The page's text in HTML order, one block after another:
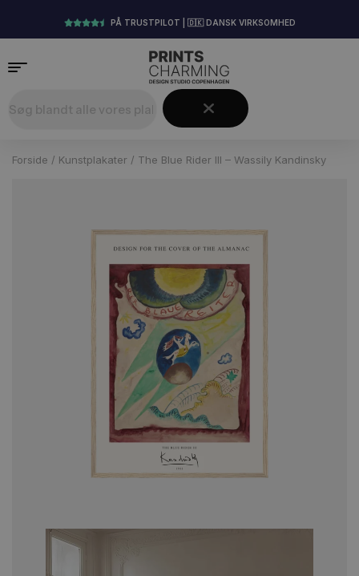
PÅ TRUSTPILOT | 🇩🇰 DANSK VIRKSOMHED
Forside / Kunstplakater / The Blue Rider III – Wassily Kandinsky